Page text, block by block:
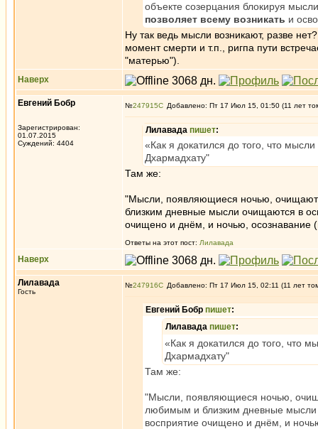
объекте созерцания блокируя
позволяет всему возникать и
Ну так ведь мысли возникают, разве
момент смерти и т.п., ригпа пути
"матерью").
Наверх
Евгений Бобр
Зарегистрирован:
01.07.2015
Суждений: 4404
№247915 Добавлено: Пт 17 Июл 15, 01:50 (11 лет
Лилавада пишет:
«Как я докатился до того, что
Дхармадхату"
Там же:
"Мысли, появляющиеся ночью,
близким дневные мысли очищаются в
очищено и днём, и ночью, осознавание
Ответы на этот пост: Лилавада
Наверх
Лилавада
Гость
№247916 Добавлено: Пт 17 Июл 15, 02:11 (11 лет
Евгений Бобр пишет:
Лилавада пишет:
«Как я докатился до того, что
Дхармадхату"
Там же:
"Мысли, появляющиеся ночью,
любимым и близким дневные мысли
восприятие очищено и днём, и